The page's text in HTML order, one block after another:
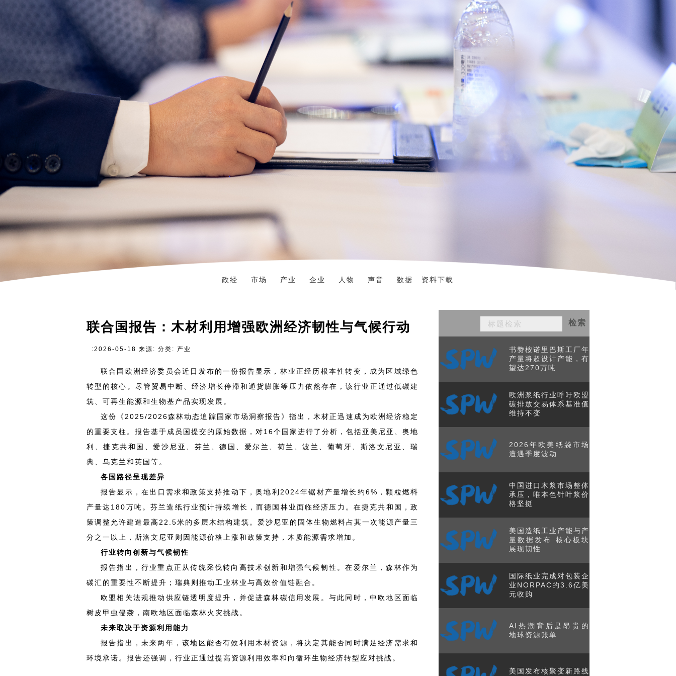
政经 市场 产业 企业 人物 声音 数据 资料下载
联合国报告：木材利用增强欧洲经济韧性与气候行动
:2026-05-18 来源: 分类: 产业
联合国欧洲经济委员会近日发布的一份报告显示，林业正经历根本性转变，成为区域绿色
转型的核心。尽管贸易中断、经济增长停滞和通货膨胀等压力依然存在，该行业正通过低碳建
筑、可再生能源和生物基产品实现发展。
这份《2025/2026森林动态追踪国家市场洞察报告》指出，木材正迅速成为欧洲经济稳定
的重要支柱。报告基于成员国提交的原始数据，对16个国家进行了分析，包括亚美尼亚、奥地
利、捷克共和国、爱沙尼亚、芬兰、德国、爱尔兰、荷兰、波兰、葡萄牙、斯洛文尼亚、瑞
典、乌克兰和英国等。
各国路径呈现差异
报告显示，在出口需求和政策支持推动下，奥地利2024年锯材产量增长约6%，颗粒燃料
产量达180万吨。芬兰造纸行业预计持续增长，而德国林业面临经济压力。在捷克共和国，政
策调整允许建造最高22.5米的多层木结构建筑。爱沙尼亚的固体生物燃料占其一次能源产量三
分之一以上，斯洛文尼亚则因能源价格上涨和政策支持，木质能源需求增加。
行业转向创新与气候韧性
报告指出，行业重点正从传统采伐转向高技术创新和增强气候韧性。在爱尔兰，森林作为
碳汇的重要性不断提升；瑞典则推动工业林业与高效价值链融合。
欧盟相关法规推动供应链透明度提升，并促进森林碳信用发展。与此同时，中欧地区面临
树皮甲虫侵袭，南欧地区面临森林火灾挑战。
未来取决于资源利用能力
报告指出，未来两年，该地区能否有效利用木材资源，将决定其能否同时满足经济需求和
环境承诺。报告还强调，行业正通过提高资源利用效率和向循环生物经济转型应对挑战。
检索
书赞桉诺里巴斯工厂年
产量将超设计产能，有
望达270万吨
欧洲浆纸行业呼吁欧盟
碳排放交易体系基准值
维持不变
2026年欧美纸袋市场
遭遇季度波动
中国进口木浆市场整体
承压，唯本色针叶浆价
格坚挺
美国造纸工业产能与产
量数据发布 核心板块
展现韧性
国际纸业完成对包装企
业NORPAC的3.6亿美
元收购
AI热潮背后是昂贵的
地球资源账单
美国发布核聚变新路线